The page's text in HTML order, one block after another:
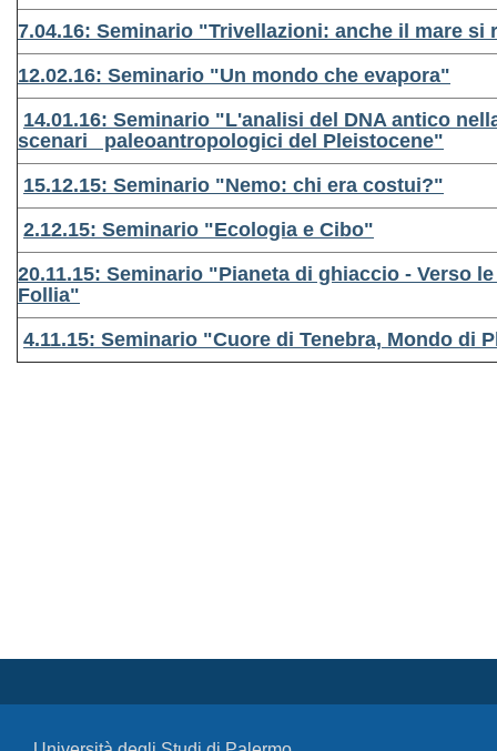
7.04.16: Seminario "Trivellazioni: anche il mare si
12.02.16: Seminario "Un mondo che evapora"
14.01.16: Seminario "L'analisi del DNA antico
scenari paleoantropologici del Pleistocene"
15.12.15: Seminario "Nemo: chi era costui?"
2.12.15: Seminario "Ecologia e Cibo"
20.11.15: Seminario "Pianeta di ghiaccio - Verso
Follia"
4.11.15: Seminario "Cuore di Tenebra, Mondo di